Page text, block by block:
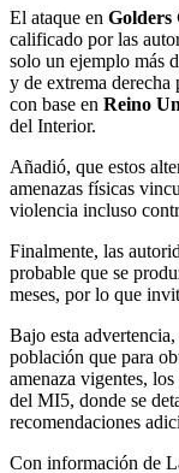
El ataque en Golders
calificado por las
solo un ejemplo más
y de extrema
con base en Reino
del Interior.
Añadió, que estos
amenazas físicas
violencia incluso
Finalmente, las
probable que se
meses, por lo que
Bajo esta
población que para
amenaza vigentes,
del MI5, donde se
recomendaciones
Con información de